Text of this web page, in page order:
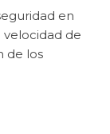
en
de
de los